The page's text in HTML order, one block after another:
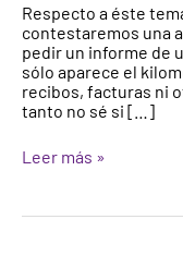
Respecto a éste
contestaremos una
pedir un informe de
sólo aparece el
recibos, facturas ni
tanto no sé si […]
kilometraje
real
de
un
vehículo?
Leer más »